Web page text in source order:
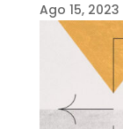
Ago 15, 2023